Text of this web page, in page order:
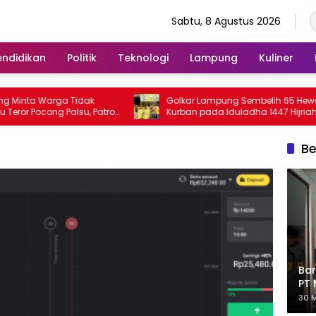
Sabtu, 8 Agustus 2026
Politik Teknologi Lampung Kuliner
Warga Tidak
Palsu, Patroli
Golkar Lampung Sembelih 65 Hewan
Kurban pada Iduladha 1447 Hijriah
PT
30